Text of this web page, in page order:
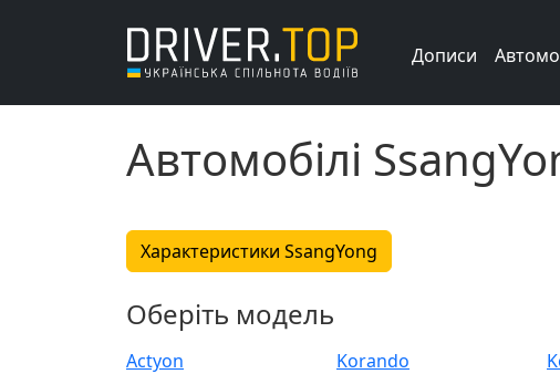
Дописи
Автомобілі
Характеристики SsangYong
Оберіть модель
Actyon Korando